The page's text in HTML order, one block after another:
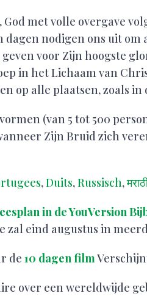
met volle overgave
dagen nodigen ons uit
voor Zijn hoogste
in het Lichaam van
op alle plaatsen, zoals in
(van 5 tot 500
Zijn Bruid zich
,Duits,Russisch,
in de YouVersion
zal eind augustus in
de 10 dagen film
over een wereldwijde